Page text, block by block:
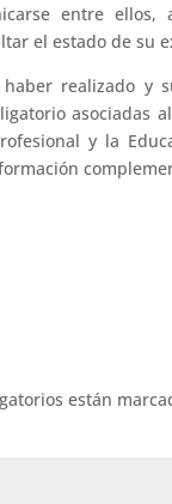
entre ellos,
el estado de su
realizado y
asociadas
y la
están